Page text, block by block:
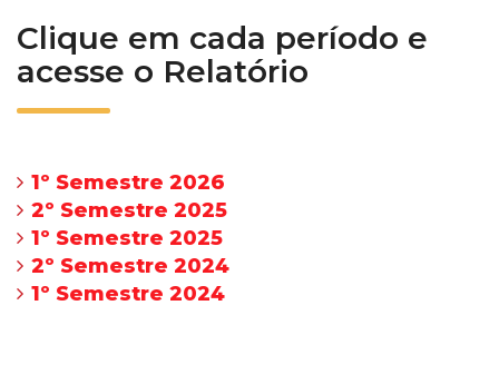
Clique em cada período e
acesse o Relatório
1º Semestre 2026
2º Semestre 2025
1º Semestre 2025
2º Semestre 2024
1º Semestre 2024